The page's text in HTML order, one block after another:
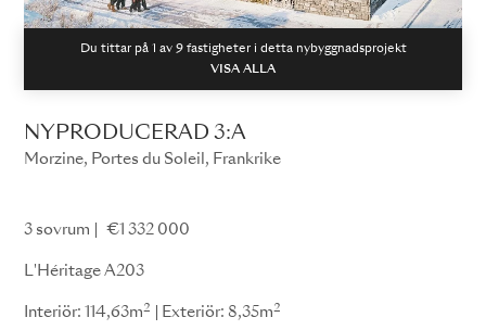
Du tittar på 1 av 9fastigheter i detta nybyggnadsprojekt
VISA ALLA
NYPRODUCERAD 3:A
Morzine, Portes du Soleil, Frankrike
3 sovrum €1 332 000
L'Héritage A203
Interiör: 114,63m2 Exteriör: 8,35m2